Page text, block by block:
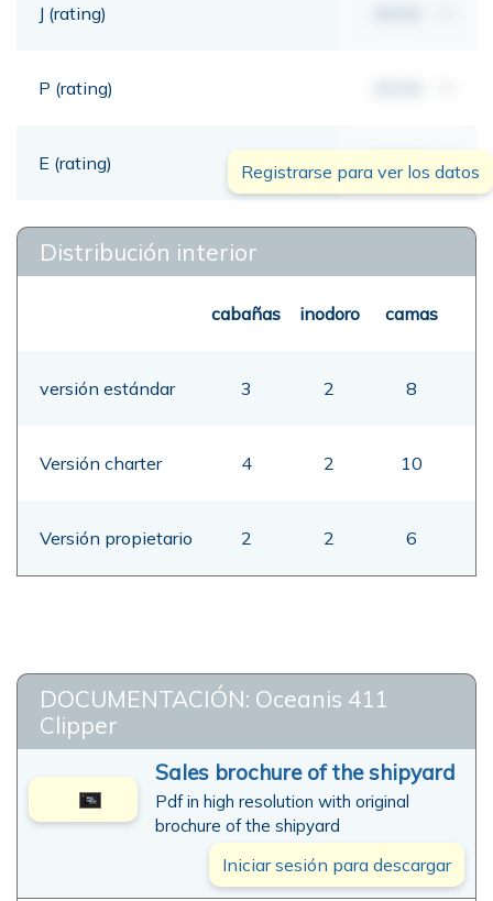
J (rating)
P (rating)
E (rating) 00,00 mt
Registrarse para ver los datos
Distribución interior
cabañas inodoro camas
versión estándar 3 2 8
Versión charter 4 2 10
Versión propietario 2 2 6
DOCUMENTACIÓN: Oceanis 411
Clipper
Sales brochure of the shipyard
Pdf in high resolution with original
brochure of the shipyard
Iniciar sesión para descargar